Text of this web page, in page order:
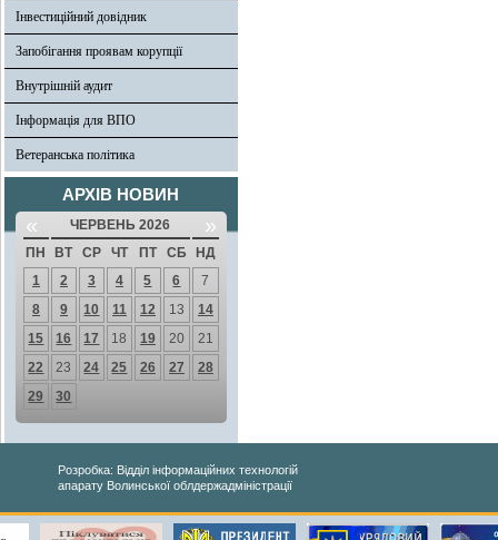
Інвестиційний довідник
Запобігання проявам корупції
Внутрішній аудит
Інформація для ВПО
Ветеранська політика
АРХІВ НОВИН
« ЧЕРВЕНЬ 2026 »
ПН ВТ СР ЧТ ПТ СБ
НД
1
2 3 4 5 6
7
8
9 10 11 12 13
14
15
16 17 18 19 20
21
22
23 24 25 26 27
28
29
30
Розробка: Відділ інформаційних технологій
апарату Волинської облдержадміністрації